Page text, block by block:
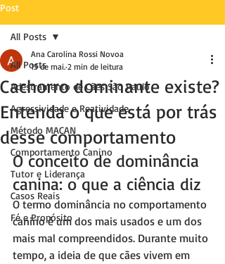
Post
All Posts
Adestramento de Cães São Paulo
Agressividade e Reatividade
Método MACAN
Comportamento Canino
Tutor e Liderança
Casos Reais
Fé e Propósito
All Posts
Cachorro dominante existe?
Entenda o que está por trás
desse comportamento
Ana Carolina Rossi Novoa
15 de mai. 2 min de leitura
O conceito de dominância
canina: o que a ciência diz
O termo dominância no comportamento
canino é um dos mais usados e um dos
mais mal compreendidos. Durante muito
tempo, a ideia de que cães vivem em